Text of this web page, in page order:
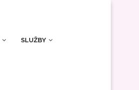
SLUŽBY